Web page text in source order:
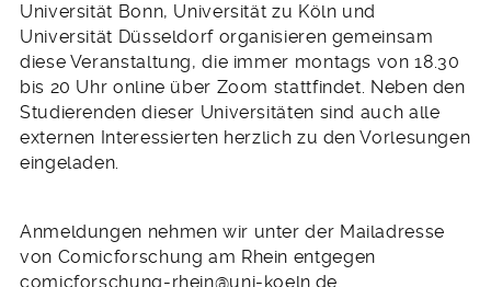
Universität Bonn, Universität zu Köln und
Universität Düsseldorf organisieren gemeinsam
diese Veranstaltung, die immer montags von 18.30
bis 20 Uhr online über Zoom stattfindet. Neben den
Studierenden dieser Universitäten sind auch alle
externen Interessierten herzlich zu den Vorlesungen
eingeladen.
Anmeldungen nehmen wir unter der Mailadresse
von Comicforschung am Rhein entgegen
comicforschung-rhein@uni-koeln.de.